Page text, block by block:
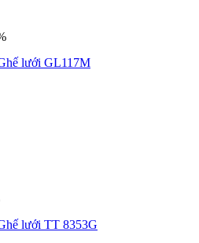
lưới GL117M
lưới TT 8353G